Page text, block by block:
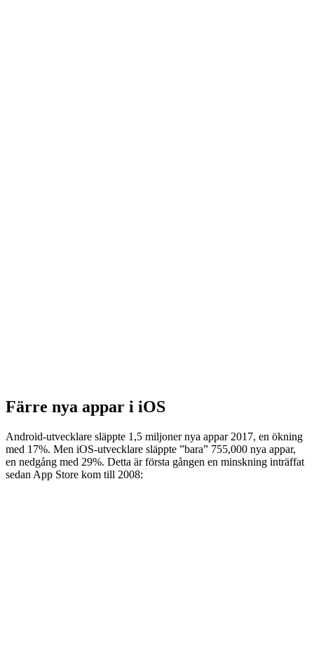
Färre nya appar i iOS
Android-utvecklare släppte 1,5 miljoner nya appar 2017, en ökning
med 17%. Men iOS-utvecklare släppte ”bara” 755,000 nya appar,
en nedgång med 29%. Detta är första gången en minskning inträffat
sedan App Store kom till 2008: